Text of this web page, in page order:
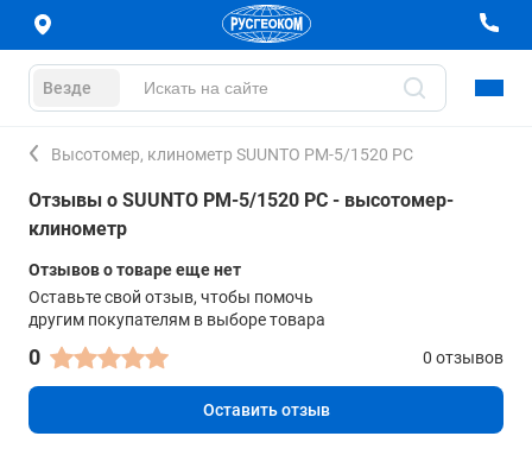
Везде
Высотомер, клинометр SUUNTO PM-5/1520 PC
Отзывы о SUUNTO PM-5/1520 PC - высотомер-
клинометр
Отзывов о товаре еще нет
Оставьте свой отзыв, чтобы помочь
другим покупателям в выборе товара
0 0 отзывов
Оставить отзыв